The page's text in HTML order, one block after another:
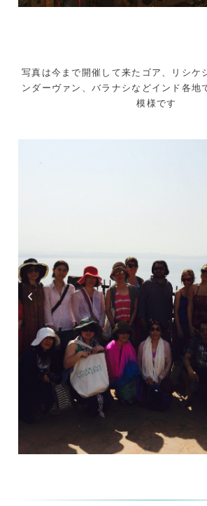
写真は今まで開催して来たゴア、リシケ
ンダーヴァン、バラナシなどインド各地
模様です